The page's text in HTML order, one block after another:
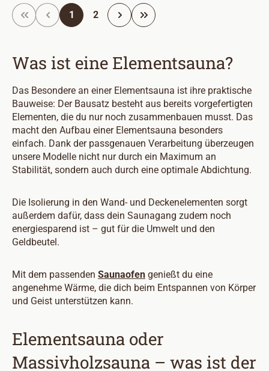
Seite
1 Seite
2
Was ist eine Elementsauna?
Das Besondere an einer Elementsauna ist ihre praktische
Bauweise: Der Bausatz besteht aus bereits vorgefertigten
Elementen, die du nur noch zusammenbauen musst. Das
macht den Aufbau einer Elementsauna besonders
einfach. Dank der passgenauen Verarbeitung überzeugen
unsere Modelle nicht nur durch ein Maximum an
Stabilität, sondern auch durch eine optimale Abdichtung.
Die Isolierung in den Wand- und Deckenelementen sorgt
außerdem dafür, dass dein Saunagang zudem noch
energiesparend ist – gut für die Umwelt und den
Geldbeutel.
Mit dem passenden Saunaofen genießt du eine
angenehme Wärme, die dich beim Entspannen von Körper
und Geist unterstützen kann.
Elementsauna oder
Massivholzsauna – was ist der